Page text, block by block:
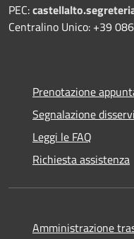
PEC:
Centralino Unico: +39
Prenotazione
Segnalazione
Leggi le FAQ
Richiesta assistenza
Amministrazione